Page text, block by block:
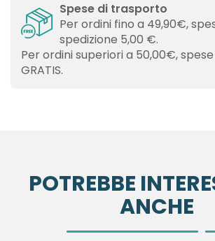
Spese di trasporto
Per ordini fino a 49,90€,
spedizione 5,00 €.
Per ordini superiori a 50,00€,
GRATIS.
POTREBBE
ANCHE